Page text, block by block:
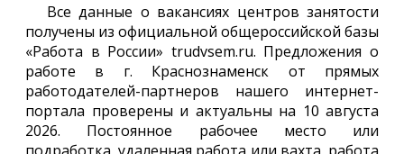
Все данные о вакансиях центров занятости
получены из официальной общероссийской базы
«Работа в России» trudvsem.ru. Предложения о
работе в г. Краснознаменск от прямых
работодателей-партнеров нашего интернет-
портала проверены и актуальны на 10 августа
2026. Постоянное рабочее место или